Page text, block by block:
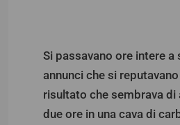
Si passavano ore intere
annunci che si
risultato che sembrava di
due ore in una cava di